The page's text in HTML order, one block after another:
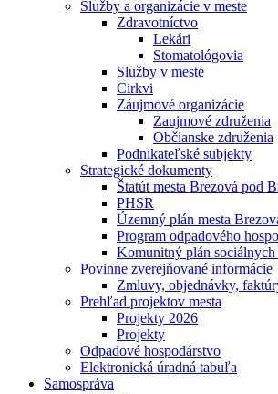
Služby a organizácie v meste
Zdravotníctvo
Lekári
Stomatológovia
Služby v meste
Cirkvi
Záujmové organizácie
Zaujmové združenia
Občianske združenia
Podnikateľské subjekty
Strategické dokumenty
Štatút mesta Brezová pod
PHSR
Územný plán mesta
Program odpadového
Komunitný plán sociálnych
Povinne zverejňované informácie
Zmluvy, objednávky,
Prehľad projektov mesta
Projekty 2026
Projekty
Odpadové hospodárstvo
Elektronická úradná tabuľa
Samospráva